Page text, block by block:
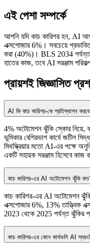
এই পেশা সম্পর্কে
আপনি যদি কাচ কারিগর হন, AI
এক্সপোজার 6%। সবচেয়ে
করা (40%)। BLS 2034 পর্যন্ত
হাতের কাজ, তবে AI সরঞ্জাম
প্রায়শই জিজ্ঞাসিত
AI কি কাচ কারিগর-কে প্রতিস্থাপন
4% অটোমেশন ঝুঁকি স্কোর নিয়ে,
ভূমিকার বেশিরভাগ কার্যে জটিল
মিথস্ক্রিয়ার মতো AI-এর পক্ষে
একটি সহায়ক সরঞ্জাম হিসেবে কাজ
কাচ কারিগর-এর AI অটোমেশন ঝুঁকি
কাচ কারিগর-এর AI অটোমেশন
এক্সপোজার 6%, 13% তাত্ত্বিক
2023 থেকে 2025 পর্যন্ত ঝুঁকির
কাচ কারিগর-এর কোন কার্যগুলি AI